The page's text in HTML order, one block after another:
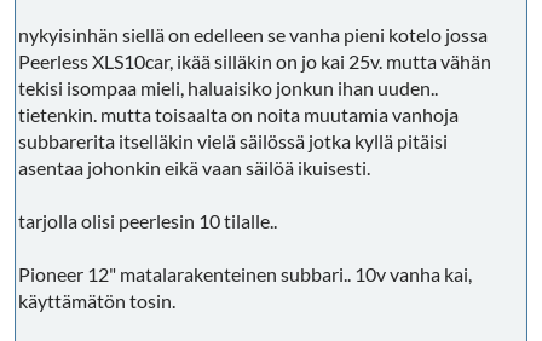
nykyisinhän siellä on edelleen se vanha pieni kotelo jossa
Peerless XLS10car, ikää silläkin on jo kai 25v. mutta vähän
tekisi isompaa mieli, haluaisiko jonkun ihan uuden..
tietenkin. mutta toisaalta on noita muutamia vanhoja
subbarerita itselläkin vielä säilössä jotka kyllä pitäisi
asentaa johonkin eikä vaan säilöä ikuisesti.
tarjolla olisi peerlesin 10 tilalle..
Pioneer 12" matalarakenteinen subbari.. 10v vanha kai,
käyttämätön tosin.